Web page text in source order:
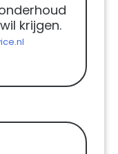
krijgen.